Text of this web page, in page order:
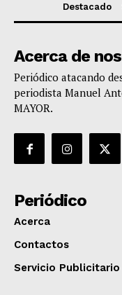
Destacado
Acerca de
Periódico atacando
periodista Manuel
MAYOR.
Periódico
Acerca
Contactos
Servicio Publicitario